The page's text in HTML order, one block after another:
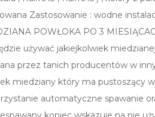
Zastosowanie : wodne
POWŁOKA PO 3
używać jakiejkolwiek
przez tanich producentów w
miedziany który ma pustoszący
automatyczne spawanie